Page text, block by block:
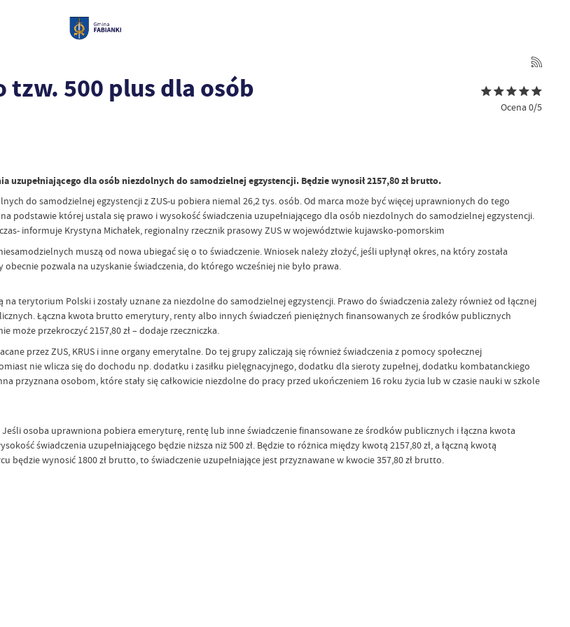
500 plus dla osób
Ocena 0/5
dla osób niezdolnych do samodzielnej egzystencji. Będzie wynosił 2157,80 zł brutto.
do samodzielnej egzystencji z ZUS-u pobiera niemal 26,2 tys. osób. Od marca może być więcej uprawnionych do tego
podstawie której ustala się prawo i wysokość świadczenia uzupełniającego dla osób niezdolnych do samodzielnej egzystencji.
informuje Krystyna Michałek, regionalny rzecznik prasowy ZUS w województwie kujawsko-pomorskim
muszą od nowa ubiegać się o to świadczenie. Wniosek należy złożyć, jeśli upłynął okres, na który została
pozwala na uzyskanie świadczenia, do którego wcześniej nie było prawa.
terytorium Polski i zostały uznane za niezdolne do samodzielnej egzystencji. Prawo do świadczenia zależy również od łącznej
Łączna kwota brutto emerytury, renty albo innych świadczeń pieniężnych finansowanych ze środków publicznych
przekroczyć 2157,80 zł – dodaje rzeczniczka.
przez ZUS, KRUS i inne organy emerytalne. Do tej grupy zaliczają się również świadczenia z pomocy społecznej
nie wlicza się do dochodu np. dodatku i zasiłku pielęgnacyjnego, dodatku dla sieroty zupełnej, dodatku kombatanckiego
przyznana osobom, które stały się całkowicie niezdolne do pracy przed ukończeniem 16 roku życia lub w czasie nauki w szkole
Jeśli osoba uprawniona pobiera emeryturę, rentę lub inne świadczenie finansowane ze środków publicznych i łączna kwota
świadczenia uzupełniającego będzie niższa niż 500 zł. Będzie to różnica między kwotą 2157,80 zł, a łączną kwotą
będzie wynosić 1800 zł brutto, to świadczenie uzupełniające jest przyznawane w kwocie 357,80 zł brutto.